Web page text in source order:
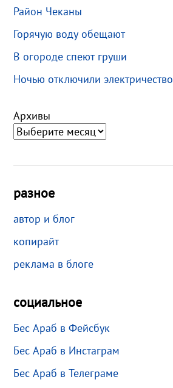
Район Чеканы
Горячую воду обещают
В огороде спеют груши
Ночью отключили электричество
Архивы
разное
автор и блог
копирайт
реклама в блоге
социальное
Бес Араб в Фейсбук
Бес Араб в Инстаграм
Бес Араб в Телеграме